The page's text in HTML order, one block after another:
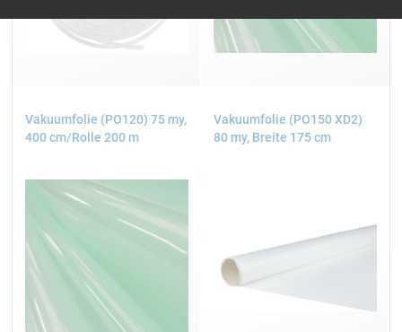
Vakuumfolie (PO120) 75 my,
400 cm/Rolle 200 m
Vakuumfolie (PO150 XD2)
80 my, Breite 175 cm